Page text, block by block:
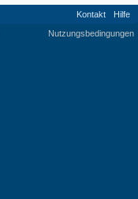
Kontakt
Hilfe
Nutzungsbedingungen